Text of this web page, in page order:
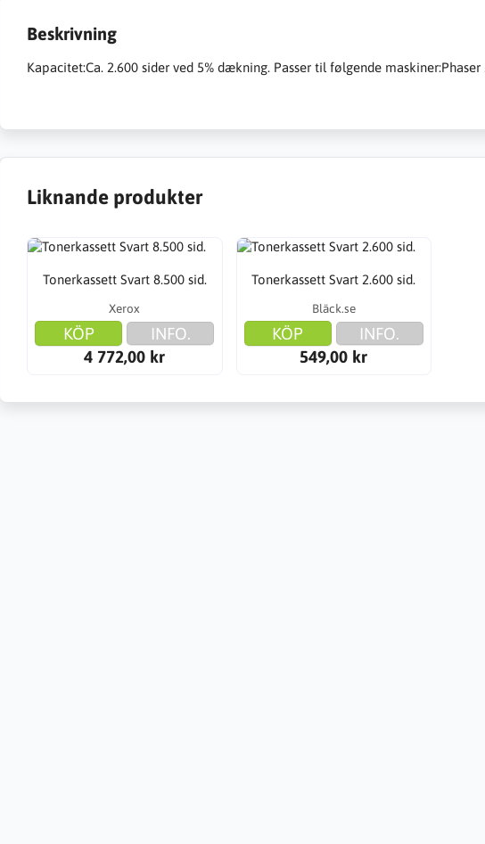
Beskrivning
Kapacitet:Ca. 2.600 sider ved 5% dækning. Passer til følgende
Liknande produkter
Tonerkassett Svart 8.500 sid.
Xerox
KÖP
INFO.
4 772,00 kr
Tonerkassett Svart 2.600 sid.
Bläck.se
KÖP
INFO.
549,00 kr